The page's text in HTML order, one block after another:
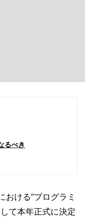
るべき
ける“プログラミ
て本年正式に決定